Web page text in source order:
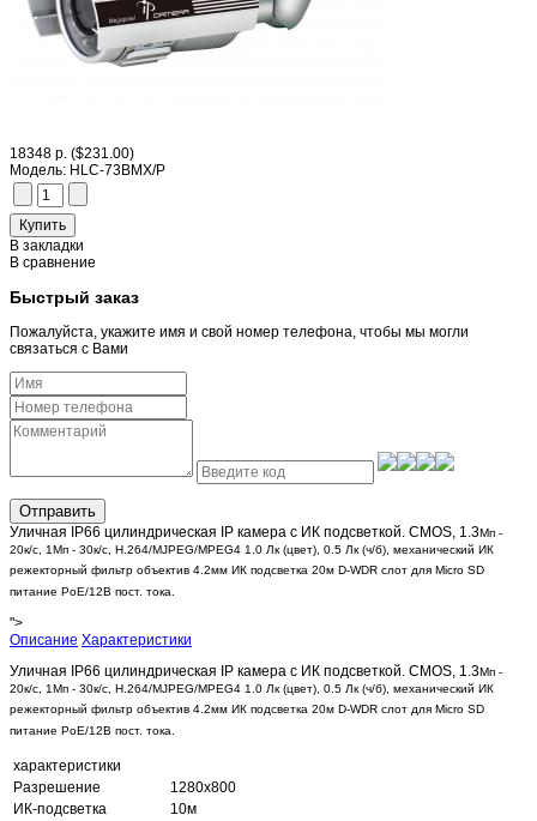
18348 р. ($231.00)
Модель: HLC-73BMX/P
В закладки
В сравнение
Быстрый заказ
Пожалуйста, укажите имя и свой номер телефона, чтобы мы могли
связаться с Вами
Отправить
Уличная IP66 цилиндрическая IP камера с ИК подсветкой. CMOS, 1.3Mп -
20к/с, 1Mп - 30к/с, H.264/MJPEG/MPEG4 1.0 Лк (цвет), 0.5 Лк (ч/б), механический ИК
режекторный фильтр объектив 4.2мм ИК подсветка 20м D-WDR слот для Micro SD
питание PoE/12В пост. тока.
">
Описание Характеристики
Уличная IP66 цилиндрическая IP камера с ИК подсветкой. CMOS, 1.3Mп -
20к/с, 1Mп - 30к/с, H.264/MJPEG/MPEG4 1.0 Лк (цвет), 0.5 Лк (ч/б), механический ИК
режекторный фильтр объектив 4.2мм ИК подсветка 20м D-WDR слот для Micro SD
питание PoE/12В пост. тока.
характеристики
Разрешение
1280x800
ИК-подсветка
10м